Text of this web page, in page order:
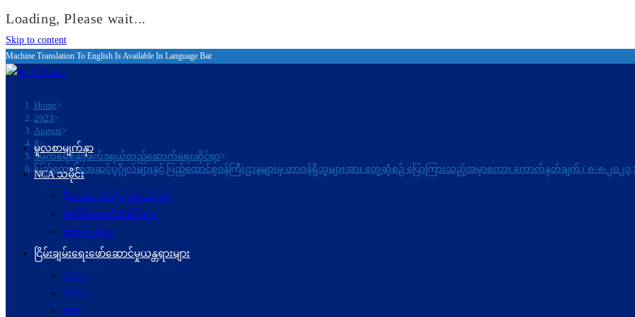
Loading, Please wait...
Skip to content
Machine Translation To English Is Available In Language Bar
Home>
2023>
August>
8>
ဒီမိုကရေစီနှင့်ဖက်ဒရယ်တည်ဆောက်ရေးဆိုင်ရာ>
ပြည်ထောင်စုအဆင့်ပုဂ္ဂိုလ်များနှင့် ပြည်ထောင်စုဝန်ကြီးဌာနများမှ တာဝန်ရှိသူများအား တွေ့ဆုံစဉ် ပြောကြားသည့်အမှာစကား ကောက်နုတ်ချက် ( ၈- ၈-၂၀၂၃ )
မူလစာမျက်နှာ
NCA သမိုင်း
ဦးတည်ချက်နှင့်ရည်ရွယ်ချက်
အထိမ်းအမှတ်တံဆိပ်များ
ဆောင်ပုဒ်များ
ငြိမ်းချမ်းရေးဖော်‌ဆောင်မှုယန္တရားများ
UPCC
UPWC
MPC